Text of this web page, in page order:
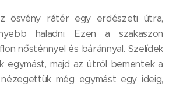
ösvény rátér egy erdészeti útra,
haladni. Ezen a szakaszon
nősténnyel és báránnyal. Szelídek
egymást, majd az útról bementek a
még egymást egy ideig,